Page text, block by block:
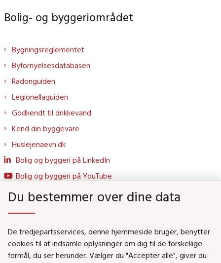
Bolig- og byggeriområdet
Bygningsreglementet
Byfornyelsesdatabasen
Radonguiden
Legionellaguiden
Godkendt til drikkevand
Kend din byggevare
Huslejenaevn.dk
Bolig og byggeri på LinkedIn
Bolig og byggeri på YouTube
Social- og Boligministeriet
Job i Social- og Boligstyrelsen
Du bestemmer over dine data
De tredjepartsservices, denne hjemmeside bruger, benytter
cookies til at indsamle oplysninger om dig til de forskellige
formål, du ser herunder. Vælger du "Accepter alle", giver du